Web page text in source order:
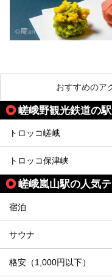
おすすめのア
嵯峨野観光鉄道の
トロッコ嵯峨
トロッコ保津峡
嵯峨嵐山駅の人気
宿泊
サウナ
格安（1,000円以下）